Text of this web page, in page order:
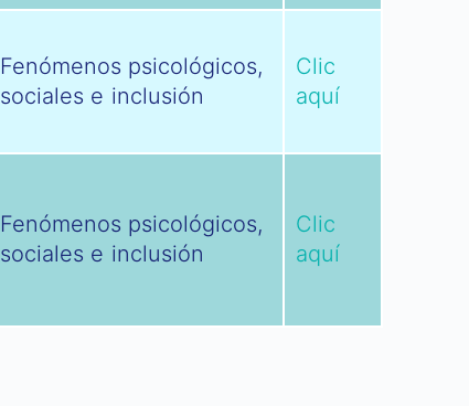
Fenómenos psicológicos,
sociales e inclusión
Clic
aquí
Fenómenos psicológicos,
sociales e inclusión
Clic
aquí